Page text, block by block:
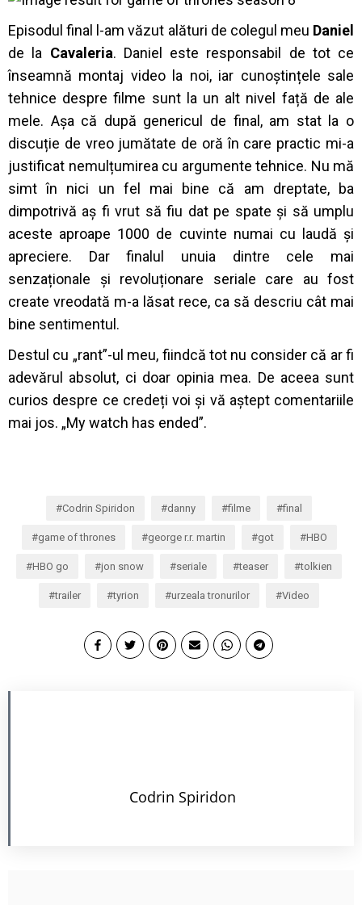
Episodul final l-am văzut alături de colegul meu Daniel
de la Cavaleria. Daniel este responsabil de tot ce
înseamnă montaj video la noi, iar cunoștințele sale
tehnice despre filme sunt la un alt nivel față de ale
mele. Așa că după genericul de final, am stat la o
discuție de vreo jumătate de oră în care practic mi-a
justificat nemulțumirea cu argumente tehnice. Nu mă
simt în nici un fel mai bine că am dreptate, ba
dimpotrivă aș fi vrut să fiu dat pe spate și să umplu
aceste aproape 1000 de cuvinte numai cu laudă și
apreciere. Dar finalul unuia dintre cele mai
senzaționale și revoluționare seriale care au fost
create vreodată m-a lăsat rece, ca să descriu cât mai
bine sentimentul.
Destul cu „rant”-ul meu, fiindcă tot nu consider că ar fi
adevărul absolut, ci doar opinia mea. De aceea sunt
curios despre ce credeți voi și vă aștept comentariile
mai jos. „My watch has ended”.
Codrin Spiridon danny filme final
game of thrones george r.r. martin got HBO
HBO go jon snow seriale teaser tolkien
trailer tyrion urzeala tronurilor Video
Codrin Spiridon